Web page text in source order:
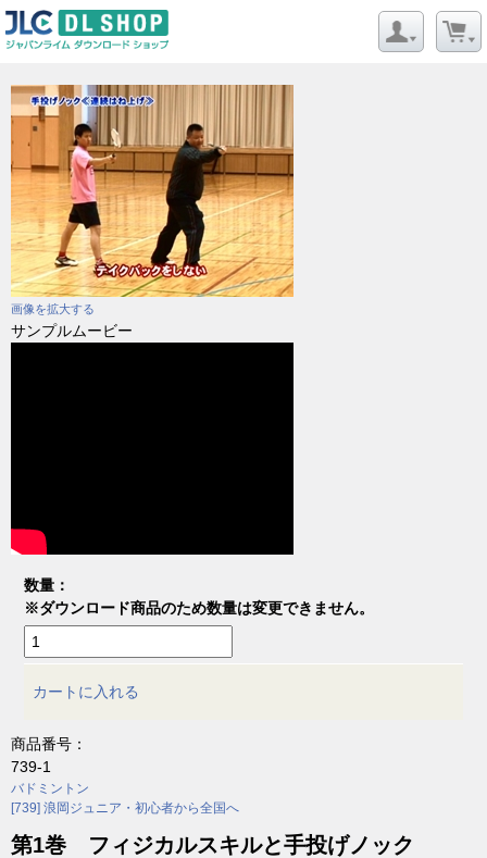
画像を拡大する
サンプルムービー
数量：
※ダウンロード商品のため数量は変更できません。
カートに入れる
商品番号：
739-1
バドミントン
[739] 浪岡ジュニア・初心者から全国へ
第1巻 フィジカルスキルと手投げノック